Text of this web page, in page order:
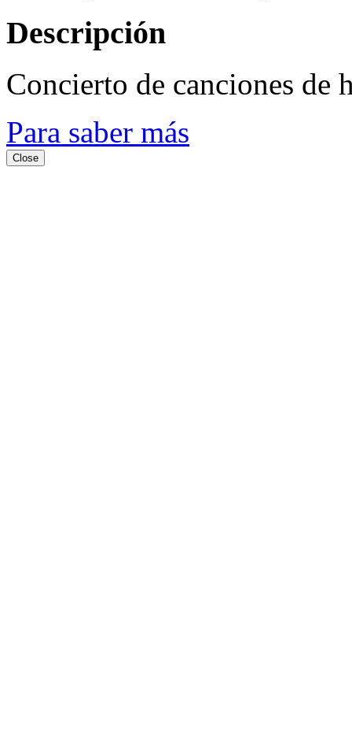
Descripción
Concierto de canciones de
Para saber más
Close